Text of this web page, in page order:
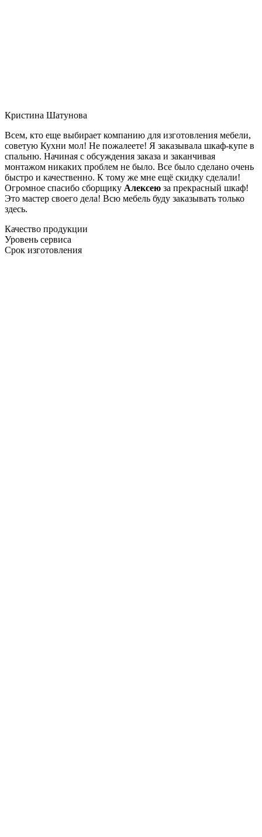
Кристина Шатунова
Всем, кто еще выбирает компанию для изготовления мебели,
советую Кухни мол! Не пожалеете! Я заказывала шкаф-купе в
спальню. Начиная с обсуждения заказа и заканчивая
монтажом никаких проблем не было. Все было сделано очень
быстро и качественно. К тому же мне ещё скидку сделали!
Огромное спасибо сборщику Алексею за прекрасный шкаф!
Это мастер своего дела! Всю мебель буду заказывать только
здесь.
Качество продукции
Уровень сервиса
Срок изготовления